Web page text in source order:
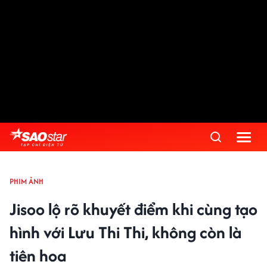
PHIM ẢNH
Jisoo lộ rõ khuyết điểm khi cùng tạo
hình với Lưu Thi Thi, không còn là
tiên hoa